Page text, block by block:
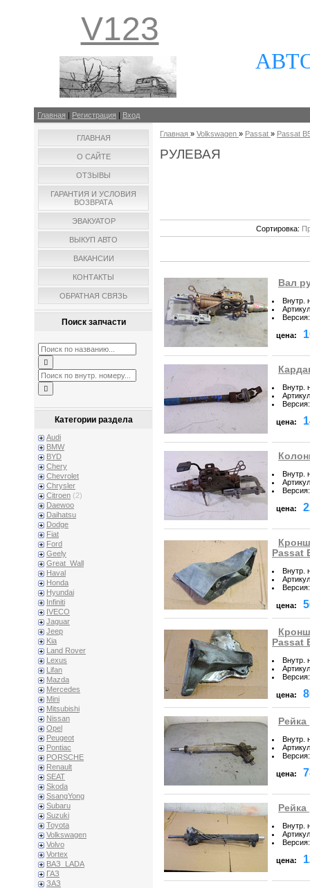
V123
Главная | Регистрация | Вход
ГЛАВНАЯ
О САЙТЕ
ОТЗЫВЫ
ГАРАНТИЯ И УСЛОВИЯ
ВОЗВРАТА
ЭВАКУАТОР
ВЫКУП АВТО
ВАКАНСИИ
КОНТАКТЫ
ОБРАТНАЯ СВЯЗЬ
Поиск запчасти
Категории раздела
Audi
BMW
BYD
Chery
Chevrolet
Chrysler
Citroen (2)
Daewoo
Daihatsu
Dodge
Fiat
Ford
Geely
Great_Wall
Haval
Honda
Hyundai
Infiniti
IVECO
Jaguar
Jeep
Kia
Land Rover
Lexus
Lifan
Mazda
Mercedes
Mini
Mitsubishi
Nissan
Opel
Peugeot
Pontiac
PORSCHE
Renault
SEAT
Skoda
SsangYong
Subaru
Suzuki
Toyota
Volkswagen
Volvo
Vortex
ВАЗ_LADA
ГАЗ
ЗАЗ
Главная » Volkswagen » Passat » Passat
РУЛЕВАЯ
Сортировка:
Вал
Внутр.
Артикул
Версия:
цена:
Внутр.
Артикул
Версия:
цена:
Внутр.
Артикул
Версия:
цена:
Passat
Внутр.
Артикул
Версия:
цена:
Passat
Внутр.
Артикул
Версия:
цена:
Внутр.
Артикул
Версия:
цена:
Внутр.
Артикул
Версия:
цена: